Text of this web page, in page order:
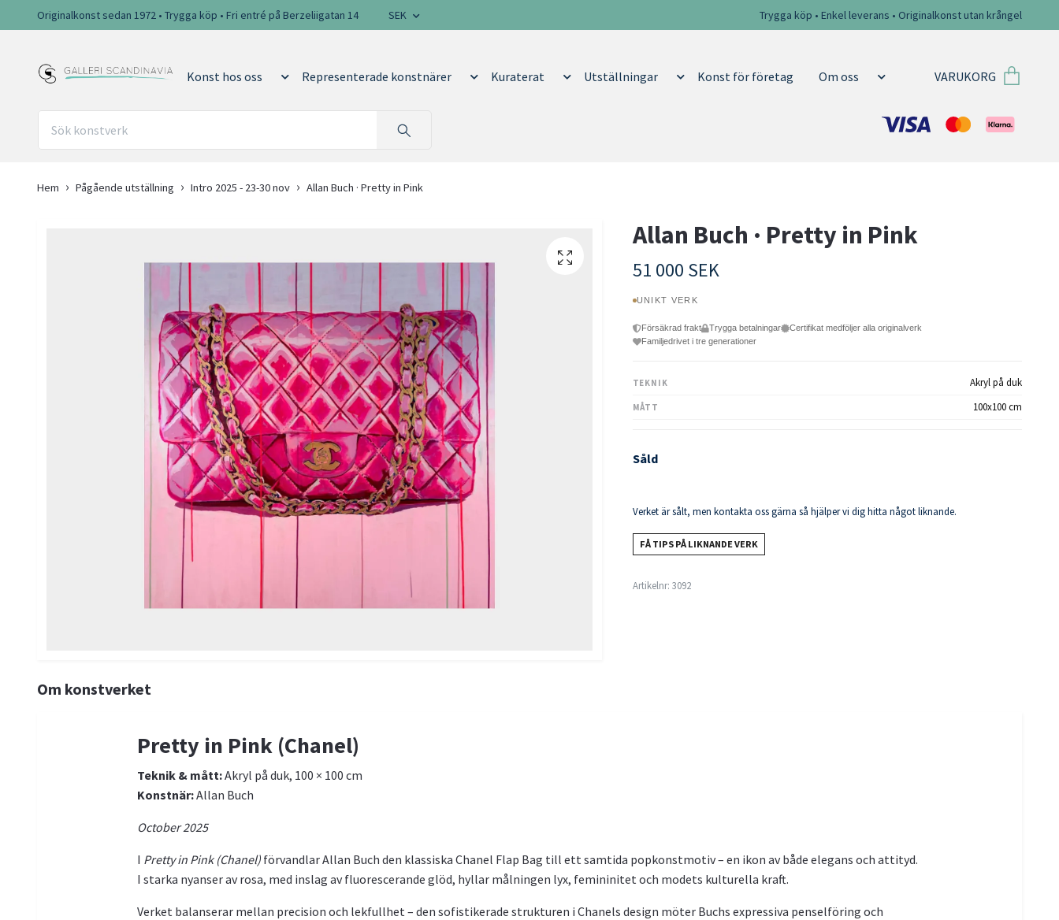
Originalkonst sedan 1972 • Trygga köp • Fri entré på Berzeliigatan 14 SEK Trygga köp • Enkel leverans • Originalkonst utan krångel
Konst hos oss Representerade konstnärer Kuraterat Utställningar Konst för företag Om oss VARUKORG
Hem Pågående utställning Intro 2025 - 23-30 nov Allan Buch · Pretty in Pink
Allan Buch · Pretty in Pink
51 000 SEK
UNIKT VERK
Försäkrad frakt Trygga betalningar
Certifikat medföljer alla originalverk
Familjedrivet i tre generationer
TEKNIK Akryl på duk
MÅTT 100x100 cm
Såld
Verket är sålt, men kontakta oss gärna så hjälper vi dig hitta något liknande.
FÅ TIPS PÅ LIKNANDE VERK
Artikelnr: 3092
Om konstverket
Pretty in Pink (Chanel)
Teknik & mått:Akryl på duk, 100 × 100 cm
Konstnär:Allan Buch
October 2025
I Pretty in Pink (Chanel)förvandlar Allan Buch den klassiska Chanel Flap Bag till ett samtida popkonstmotiv – en ikon av både elegans och attityd.
I starka nyanser av rosa, med inslag av fluorescerande glöd, hyllar målningen lyx, femininitet och modets kulturella kraft.
Verket balanserar mellan precision och lekfullhet – den sofistikerade strukturen i Chanels design möter Buchs expressiva penselföring och